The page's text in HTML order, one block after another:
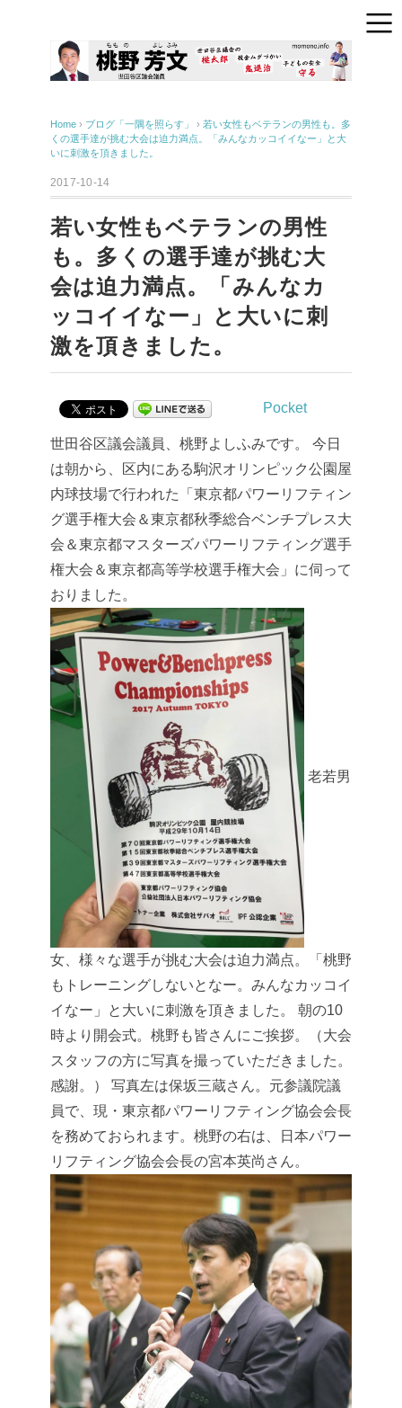
Home › ブログ「一隅を照らす」 › 若い女性もベテランの男性も。多
くの選手達が挑む大会は迫力満点。「みんなカッコイイなー」と大
いに刺激を頂きました。
2017-10-14
若い女性もベテランの男性
も。多くの選手達が挑む大
会は迫力満点。「みんなカ
ッコイイなー」と大いに刺
激を頂きました。
Pocket
世田谷区議会議員、桃野よしふみです。
今日
は朝から、区内にある駒沢オリンピック公園屋
内球技場で行われた「東京都パワーリフティン
グ選手権大会＆東京都秋季総合ベンチプレス大
会＆東京都マスターズパワーリフティング選手
権大会＆東京都高等学校選手権大会」に伺って
おりました。
老若男
女、様々な選手が挑む大会は迫力満点。「桃野
もトレーニングしないとなー。みんなカッコイ
イなー」と大いに刺激を頂きました。
朝の10
時より開会式。桃野も皆さんにご挨拶。（大会
スタッフの方に写真を撮っていただきました。
感謝。）
写真左は保坂三蔵さん。元参議院議
員で、現・東京都パワーリフティング協会会長
を務めておられます。桃野の右は、日本パワー
リフティング協会会長の宮本英尚さん。